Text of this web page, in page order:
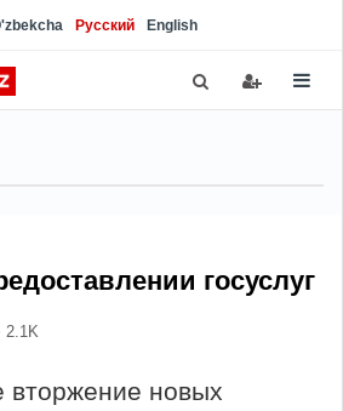
Русский English
госуслуг
2.1K
вторжение новых